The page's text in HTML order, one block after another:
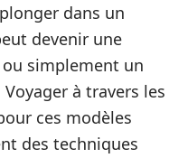
dans un
devenir une
simplement un
à travers les
ces modèles
des techniques